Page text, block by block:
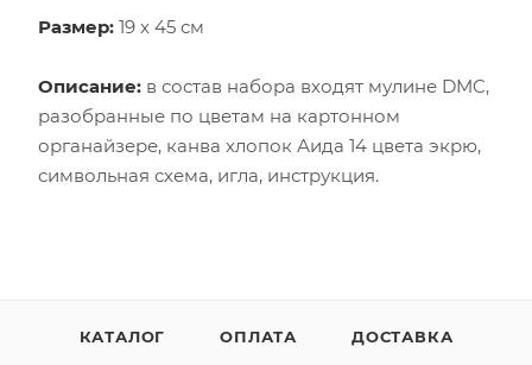
Размер: 19 х 45 см
Описание: в состав набора входят мулине DMC,
разобранные по цветам на картонном
органайзере, канва хлопок Аида 14 цвета экрю,
символьная схема, игла, инструкция.
КАТАЛОГ ОПЛАТА ДОСТАВКА